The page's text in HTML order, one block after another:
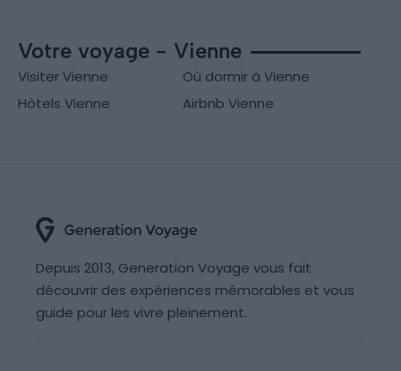
Votre voyage - Vienne
Visiter Vienne
Où dormir à Vienne
Hôtels Vienne
Airbnb Vienne
Depuis 2013, Generation Voyage vous fait
découvrir des expériences mémorables et vous
guide pour les vivre pleinement.